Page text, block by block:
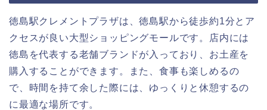
徳島駅クレメントプラザは、徳島駅から徒歩約1分とア
クセスが良い大型ショッピングモールです。店内には
徳島を代表する老舗ブランドが入っており、お土産を
購入することができます。また、食事も楽しめるの
で、時間を持て余した際には、ゆっくりと休憩するの
に最適な場所です。